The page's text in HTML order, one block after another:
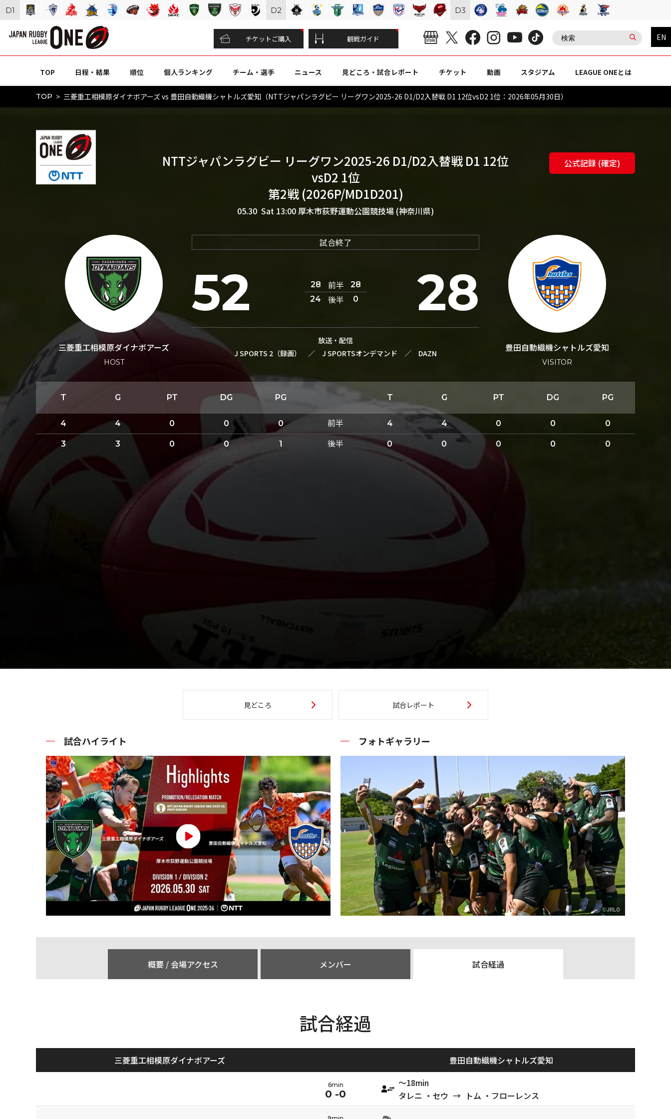
チケットご購入 観戦ガイド EN
TOP 日程・結果 順位 個人ランキング チーム・選手 ニュース 見どころ・試合レポート チケット 動画 スタジアム LEAGUE ONEとは
TOP 三菱重工相模原ダイナボアーズ vs 豊田自動織機シャトルズ愛知（NTTジャパンラグビー リーグワン2025-26 D1/D2入替戦 D1 12位vsD2 1位：2026年05月30日）
NTTジャパンラグビー リーグワン2025-26 D1/D2入替戦 D1 12位
vsD2 1位
第2戦 (2026P/MD1D201)
05.30 Sat 13:00厚木市荻野運動公園競技場 (神奈川県)
公式記録 (確定)
試合終了
三菱重工相模原ダイナボアーズ
HOST
豊田自動織機シャトルズ愛知
VISITOR
52 28
28 前半
28
24
後半 0
放送・配信
J SPORTS 2（録画）
／ J SPORTSオンデマンド ／ DAZN
T G PT DG PG T G PT DG PG
4 4 0 0 0 前半 4 4 0 0 0
3 3 0 0 1 後半 0 0 0 0 0
見どころ 試合レポート
試合ハイライト フォトギャラリー
概要 / 会場アクセス メンバー 試合経過
試合経過
三菱重工相模原ダイナボアーズ 豊田自動織機シャトルズ愛知
6min
0 -0
〜18min
タレニ ・セウ → トム ・フローレンス
D1 D2 D3